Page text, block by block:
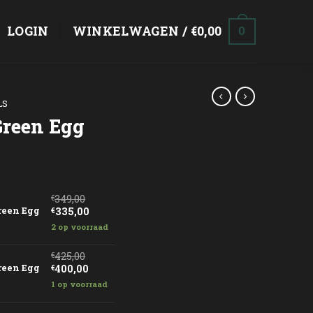
LOGIN WINKELWAGEN / €0,00 0
Egg
aantal
Egg
€349,00
Oorspronkelijke
prijs
was:
€335,00
prijs
2 op voorraad
Egg
€425,00
Oorspronkelijke
prijs
was:
€400,00
prijs
1 op voorraad